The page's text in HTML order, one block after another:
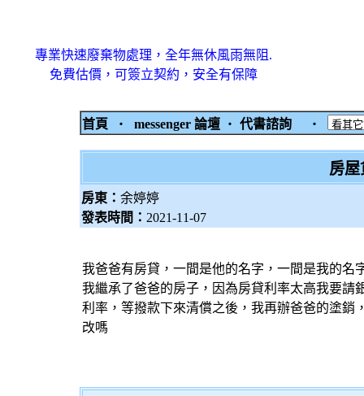
專業快速廢棄物處理，全年無休風雨無阻.
免費估價，可簽立契約，安全有保障
首頁 ‧ messenger 論壇 ‧ 代書諮詢 ‧
房屋
房東： 余婷婷
發表時間： 2021-11-07
我爸爸有房貸，一間是他的名字，一間是我的名
我繼承了爸爸的房子，因為房貸利率太高我要請
利率，等撥款下來清償之後，我再辦爸爸的塗銷
改嗎